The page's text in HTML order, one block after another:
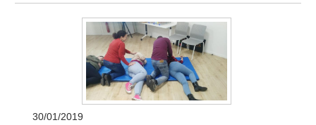
30/01/2019